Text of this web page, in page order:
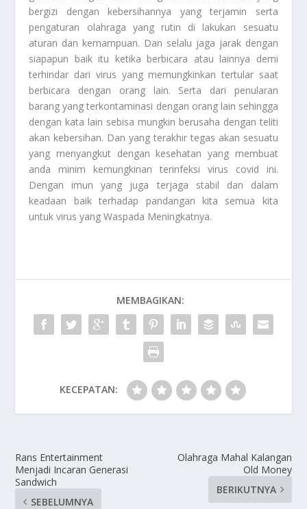
bergizi dengan kebersihannya yang terjamin serta
pengaturan olahraga yang rutin di lakukan sesuatu
aturan dan kemampuan. Dan selalu jaga jarak dengan
siapapun baik itu ketika berbicara atau lainnya demi
terhindar dari virus yang memungkinkan tertular saat
berbicara dengan orang lain. Serta dari penularan
barang yang terkontaminasi dengan orang lain sehingga
dengan kata lain sebisa mungkin berusaha dengan teliti
akan kebersihan. Dan yang terakhir tegas akan sesuatu
yang menyangkut dengan kesehatan yang membuat
anda minim kemungkinan terinfeksi virus covid ini.
Dengan imun yang juga terjaga stabil dan dalam
keadaan baik terhadap pandangan kita semua kita
untuk virus yangWaspada Meningkatnya.
MEMBAGIKAN:
KECEPATAN:
Rans Entertainment
Menjadi Incaran Generasi
Sandwich
SEBELUMNYA
Olahraga Mahal Kalangan
Old Money
BERIKUTNYA